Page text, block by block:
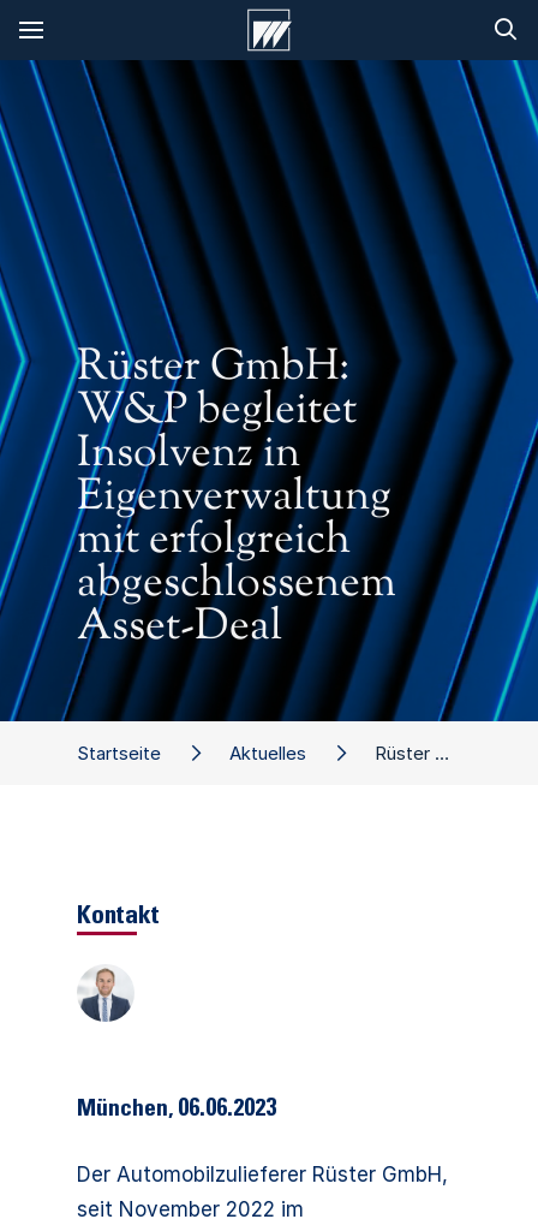
München, 06.06.2023
Der Automobilzulieferer Rüster GmbH,
seit November 2022 im
Startseite Aktuelles Rüster GmbH: W&P begleitet Insolvenz in Eigenverwaltung mit erfolgreich abgeschlossenem Asset-Deal
Kontakt
Rüster GmbH:
W&P begleitet
Insolvenz in
Eigenverwaltung
mit erfolgreich
abgeschlossenem
Asset-Deal